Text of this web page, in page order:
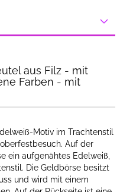
aus Filz - mit
Farben - mit
Motiv im Trachtenstil
Auf der
ein aufgenähtes Edelweiß,
Die Geldbörse besitzt
und wird mit einem